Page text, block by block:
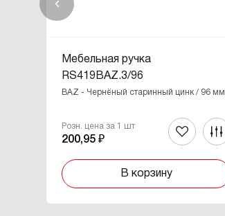
Мебельная ручка
RS419BAZ.3/96
BAZ - Чернёный старинный цинк / 96 мм
Розн. цена за 1 шт
200,95 ₽
В корзину